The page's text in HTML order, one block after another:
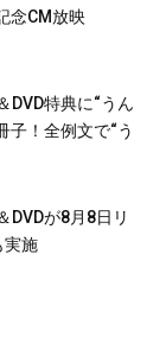
念CM放映
DVD特典に“うん
子！全例文で“う
DVDが8月8日リ
実施